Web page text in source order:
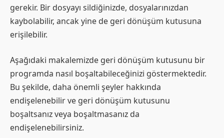
gerekir. Bir dosyayı sildiğinizde, dosyalarınızdan
kaybolabilir, ancak yine de geri dönüşüm kutusuna
erişilebilir.
Aşağıdaki makalemizde geri dönüşüm kutusunu bir
programda nasıl boşaltabileceğinizi göstermektedir.
Bu şekilde, daha önemli şeyler hakkında
endişelenebilir ve geri dönüşüm kutusunu
boşaltsanız veya boşaltmasanız da
endişelenebilirsiniz.